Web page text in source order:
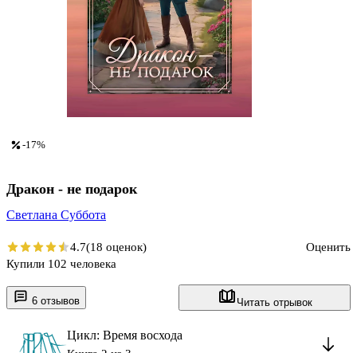
6 отзывов Читать отрывок
Цикл: Время восхода
-17%
Дракон - не подарок
Светлана Суббота
4.7(18 оценок)
Оценить
Купили 102 человека